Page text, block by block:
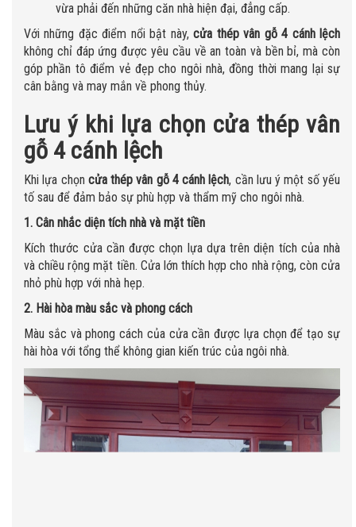
vừa phải đến những căn nhà hiện đại, đẳng cấp.
Với những đặc điểm nổi bật này,cửa thép vân gỗ 4 cánh lệch
không chỉ đáp ứng được yêu cầu về an toàn và bền bỉ, mà còn
góp phần tô điểm vẻ đẹp cho ngôi nhà, đồng thời mang lại sự
cân bằng và may mắn về phong thủy.
Lưu ý khi lựa chọn cửa thép vân
gỗ 4 cánh lệch
Khi lựa chọn cửa thép vân gỗ 4 cánh lệch, cần lưu ý một số yếu
tố sau để đảm bảo sự phù hợp và thẩm mỹ cho ngôi nhà.
1. Cân nhắc diện tích nhà và mặt tiền
Kích thước cửa cần được chọn lựa dựa trên diện tích của nhà
và chiều rộng mặt tiền. Cửa lớn thích hợp cho nhà rộng, còn cửa
nhỏ phù hợp với nhà hẹp.
2. Hài hòa màu sắc và phong cách
Màu sắc và phong cách của cửa cần được lựa chọn để tạo sự
hài hòa với tổng thể không gian kiến trúc của ngôi nhà.